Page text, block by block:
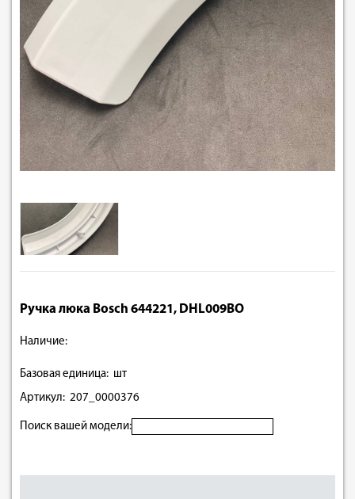
Ручка люка Bosch 644221, DHL009BO
Наличие:
Базовая единица: шт
Артикул: 207_0000376
Поиск вашей модели: